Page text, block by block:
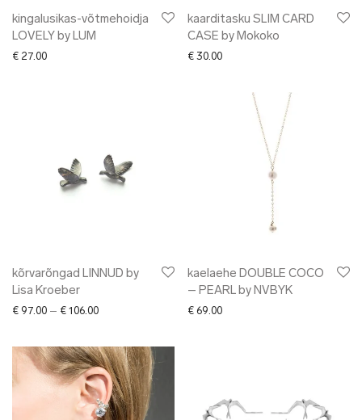
kingalusikas-võtmehoidja
LOVELY by LUM
€ 27.00
kaarditasku SLIM CARD
CASE by Mokoko
€ 30.00
kõrvarõngad LINNUD by
Lisa Kroeber
€ 97.00 – € 106.00Price range: € 97.00 through € 106.00
kaelaehe DOUBLE COCO
– PEARL by NVBYK
€ 69.00